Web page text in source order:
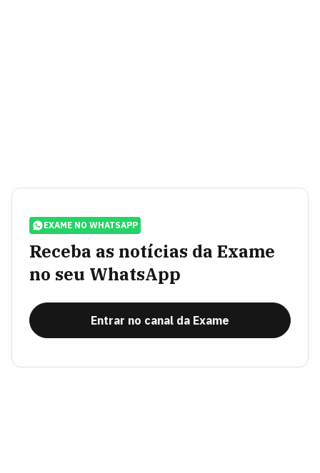
EXAME NO WHATSAPP
Receba as notícias da Exame
no seu WhatsApp
Entrar no canal da Exame